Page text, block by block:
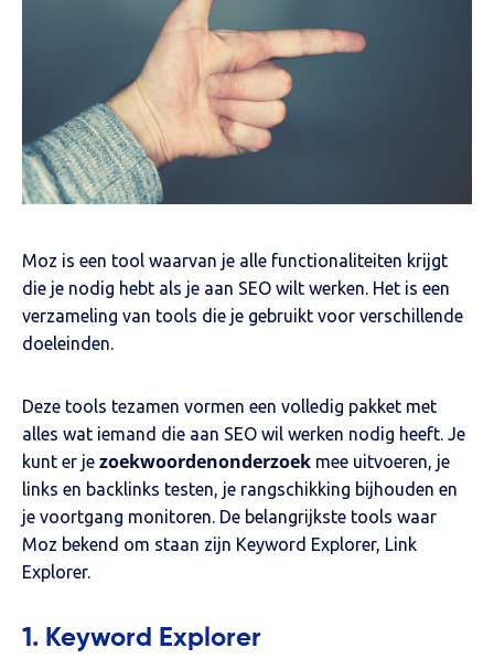
Moz is een tool waarvan je alle functionaliteiten krijgt
die je nodig hebt als je aan SEO wilt werken. Het is een
verzameling van tools die je gebruikt voor verschillende
doeleinden.
Deze tools tezamen vormen een volledig pakket met
alles wat iemand die aan SEO wil werken nodig heeft. Je
kunt er je zoekwoordenonderzoek mee uitvoeren, je
links en backlinks testen, je rangschikking bijhouden en
je voortgang monitoren. De belangrijkste tools waar
Moz bekend om staan zijn Keyword Explorer, Link
Explorer.
1. Keyword Explorer